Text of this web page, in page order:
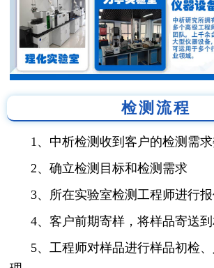
检测流程
1、中析检测收到客户的检测需求
2、确立检测目标和检测需求
3、所在实验室检测工程师进行报
4、客户前期寄样，将样品寄送到
5、工程师对样品进行样品初检